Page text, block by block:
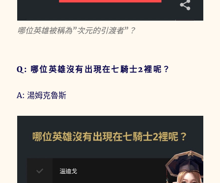
哪位英雄被稱為”次元的引渡者”？
Q: 哪位英雄沒有出現在七騎士2裡呢？
A: 湯姆克魯斯